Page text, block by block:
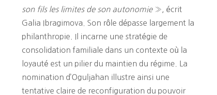
son fils les limites de son autonomie», écrit
Galia Ibragimova. Son rôle dépasse largement la
philanthropie. Il incarne une stratégie de
consolidation familiale dans un contexte où la
loyauté est un pilier du maintien du régime. La
nomination d’Oguljahan illustre ainsi une
tentative claire de reconfiguration du pouvoir